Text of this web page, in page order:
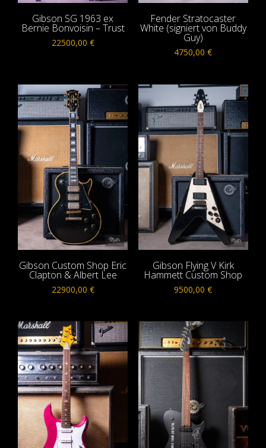
Gibson SG 1963 ex
Bernie Bonvoisin – Trust
22500,00 €
Fender Stratocaster
White (signiert von Buddy
Guy)
4750,00€
Gibson Custom Shop Eric
Clapton & Albert Lee
22900,00 €
Gibson Flying V Kirk
Hammett Custom Shop
9500,00€